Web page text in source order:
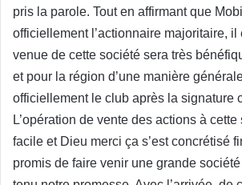
pris la parole. Tout en affirmant que
officiellement l’actionnaire majoritaire, il
venue de cette société sera très
et pour la région d’une manière
officiellement le club après la signature
L’opération de vente des actions à cette
facile et Dieu merci ça s’est concrétisé
promis de faire venir une grande